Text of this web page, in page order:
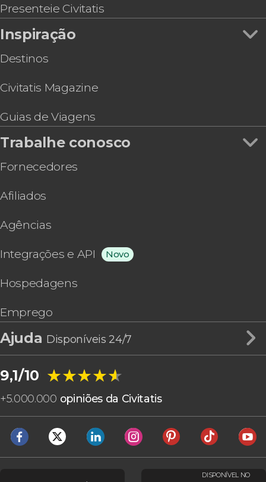
Ingresso do Movie Cars
Caiaque ou paddle surf no rio Iguaçu + Trilha
Presenteie Civitatis
Inspiração
Destinos
Civitatis Magazine
Guias de Viagens
Trabalhe conosco
Fornecedores
Afiliados
Agências
Integrações e API Novo
Hospedagens
Emprego
Ajuda Disponíveis 24/7
9,1/10 ★★★★★
★★★★★
+5.000.000 opiniões da Civitatis
DISPONÍVEL NO